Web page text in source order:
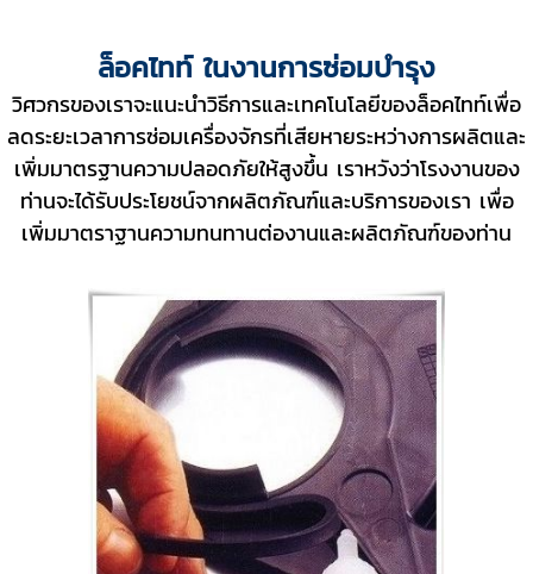
ล็อคไทท์ ในงานการซ่อมบำรุง
วิศวกรของเราจะแนะนำวิธีการและเทคโนโลยีของล็อคไทท์เพื่อ
ลดระยะเวลาการซ่อมเครื่องจักรที่เสียหายระหว่างการผลิตและ
เพิ่มมาตรฐานความปลอดภัยให้สูงขึ้น เราหวังว่าโรงงานของ
ท่านจะได้รับประโยชน์จากผลิตภัณฑ์และบริการของเรา เพื่อ
เพิ่มมาตราฐานความทนทานต่องานและผลิตภัณฑ์ของท่าน